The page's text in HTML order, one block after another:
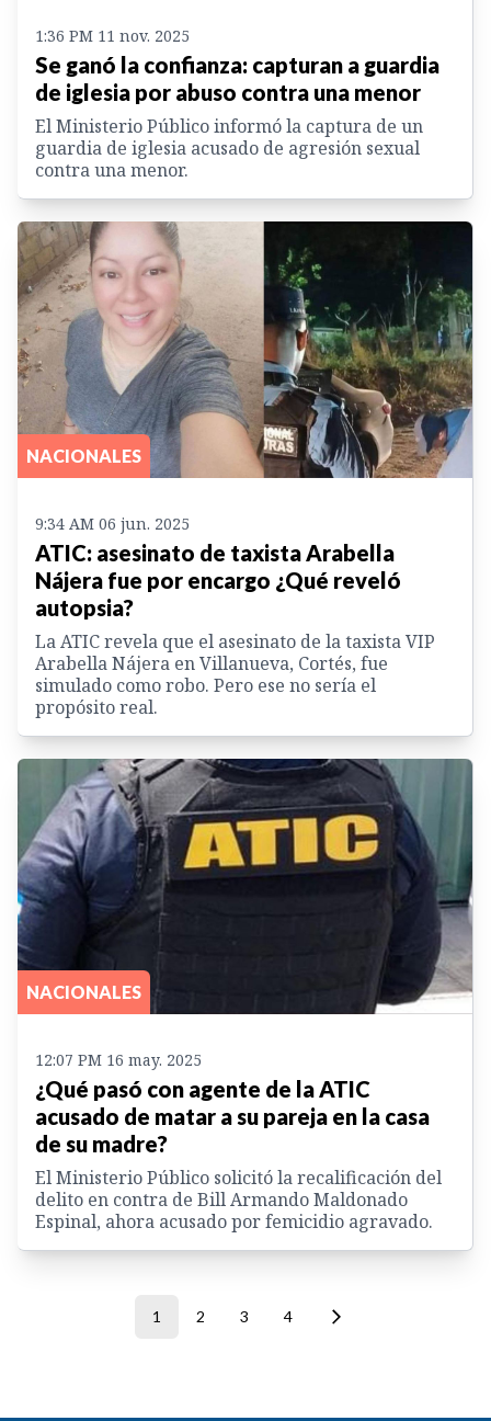
1:36 PM 11 nov. 2025
Se ganó la confianza: capturan a guardia
de iglesia por abuso contra una menor
El Ministerio Público informó la captura de un
guardia de iglesia acusado de agresión sexual
contra una menor.
NACIONALES
9:34 AM 06 jun. 2025
ATIC: asesinato de taxista Arabella
Nájera fue por encargo ¿Qué reveló
autopsia?
La ATIC revela que el asesinato de la taxista VIP
Arabella Nájera en Villanueva, Cortés, fue
simulado como robo. Pero ese no sería el
propósito real.
NACIONALES
12:07 PM 16 may. 2025
¿Qué pasó con agente de la ATIC
acusado de matar a su pareja en la casa
de su madre?
El Ministerio Público solicitó la recalificación del
delito en contra de Bill Armando Maldonado
Espinal, ahora acusado por femicidio agravado.
1 2 3 4